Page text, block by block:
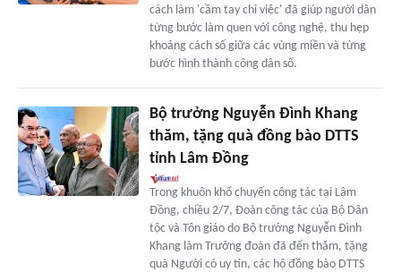
cách làm 'cầm tay chỉ việc' đã giúp người dân
từng bước làm quen với công nghệ, thu hẹp
khoảng cách số giữa các vùng miền và từng
bước hình thành công dân số.
Bộ trưởng Nguyễn Đình Khang
thăm, tặng quà đồng bào DTTS
tỉnh Lâm Đồng
Trong khuôn khổ chuyến công tác tại Lâm
Đồng, chiều 2/7, Đoàn công tác của Bộ Dân
tộc và Tôn giáo do Bộ trưởng Nguyễn Đình
Khang làm Trưởng đoàn đã đến thăm, tặng
quà Người có uy tín, các hộ đồng bào DTTS